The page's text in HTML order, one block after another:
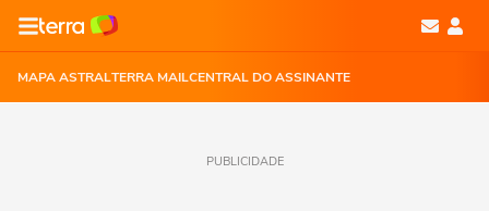
MAPA ASTRALTERRA MAILCENTRAL DO ASSINANTE
PUBLICIDADE